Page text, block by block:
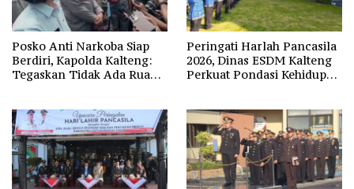
Posko Anti Narkoba Siap
Berdiri, Kapolda Kalteng:
Tegaskan Tidak Ada Ruang
Peringati Harlah Pancasila
2026, Dinas ESDM Kalteng
Perkuat Pondasi Kehidupan